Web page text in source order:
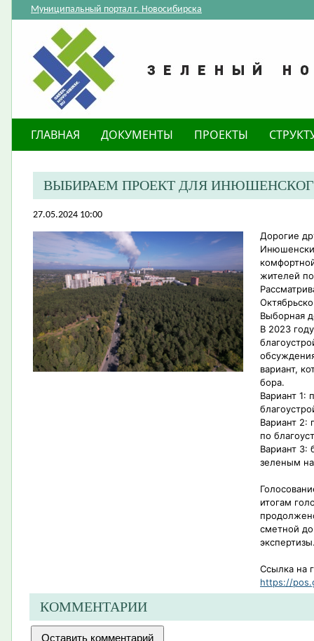
Муниципальный портал г. Новосибирска
ГЛАВНАЯ ДОКУМЕНТЫ ПРОЕКТЫ
ВЫБИРАЕМ ПРОЕКТ ДЛЯ
27.05.2024 10:00
Дорогие
жителей
Выборная
В 2023
вариант,
бора.
Вариант 1:
Вариант 2:
по
Вариант 3:
зеленым
итогам
сметной
Ссылка на
https://
КОММЕНТАРИИ